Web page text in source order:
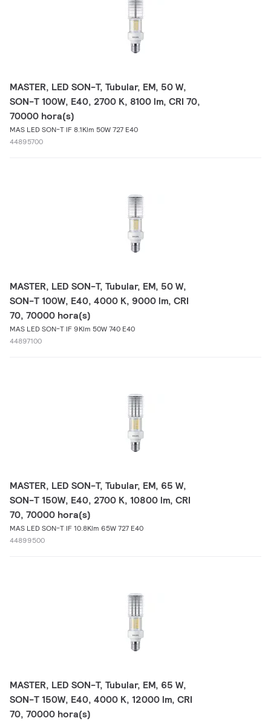
MASTER, LED SON-T, Tubular, EM, 50 W,
SON-T 100W, E40, 2700 K, 8100 lm, CRI 70,
70000 hora(s)
MAS LED SON-T IF 8.1Klm 50W 727 E40
44895700
MASTER, LED SON-T, Tubular, EM, 50 W,
SON-T 100W, E40, 4000 K, 9000 lm, CRI
70, 70000 hora(s)
MAS LED SON-T IF 9Klm 50W 740 E40
44897100
MASTER, LED SON-T, Tubular, EM, 65 W,
SON-T 150W, E40, 2700 K, 10800 lm, CRI
70, 70000 hora(s)
MAS LED SON-T IF 10.8Klm 65W 727 E40
44899500
MASTER, LED SON-T, Tubular, EM, 65 W,
SON-T 150W, E40, 4000 K, 12000 lm, CRI
70, 70000 hora(s)